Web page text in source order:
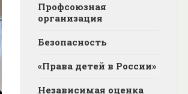
Профсоюзная
организация
Безопасность
«Права детей в России»
Независимая оценка